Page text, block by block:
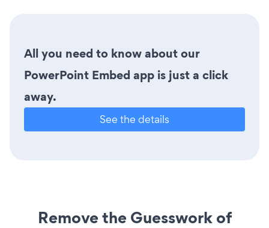
All you need to know about our
PowerPoint Embed app is just a click
away.
See the details
Remove the Guesswork of